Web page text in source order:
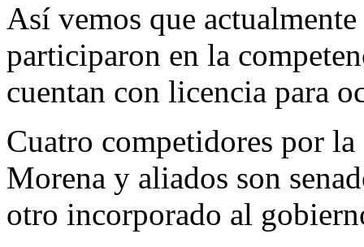
Así vemos que
participaron en la
cuentan con licencia para
Cuatro competidores por
Morena y aliados son
otro incorporado al